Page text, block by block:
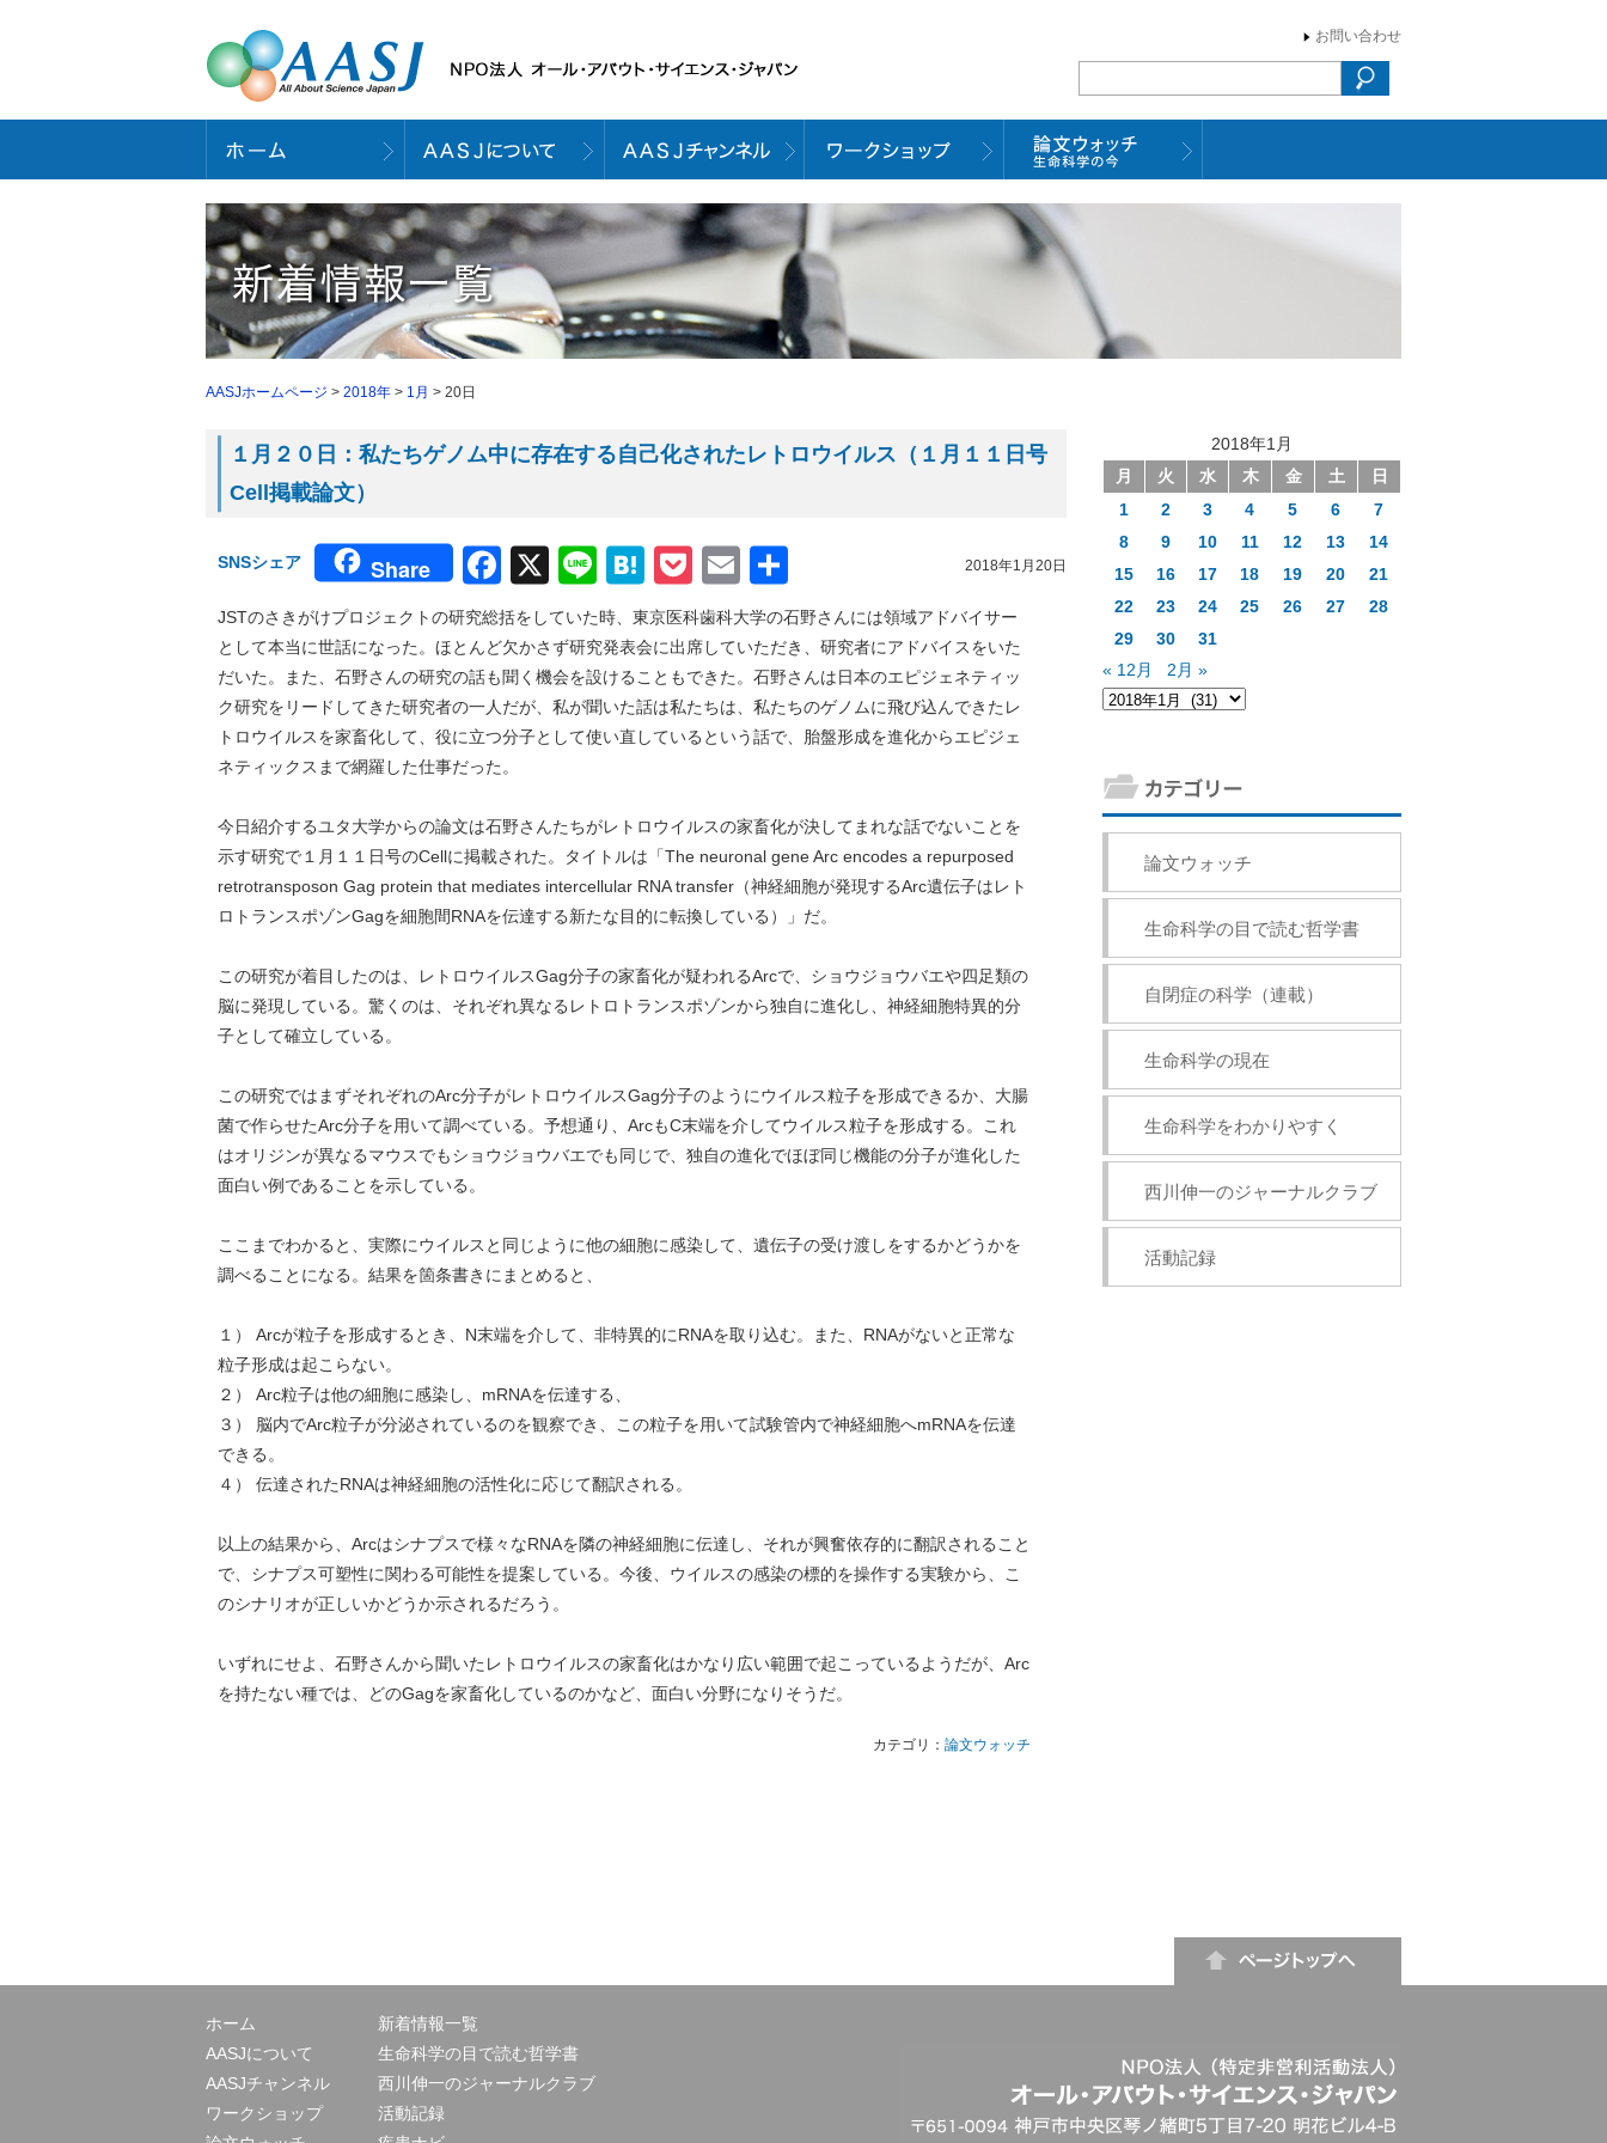
お問い合わせ
AASJホームページ > 2018年 > 1月 > 20日
１月２０日：私たちゲノム中に存在する自己化されたレトロウイルス（１月１１日号
Cell掲載論文）
2018年1月20日
SNSシェア Share Facebook
X LineHatena
Pocket
Email
有
JSTのさきがけプロジェクトの研究総括をしていた時、東京医科歯科大学の石野さんには領域アドバイサー
として本当に世話になった。ほとんど欠かさず研究発表会に出席していただき、研究者にアドバイスをいた
だいた。また、石野さんの研究の話も聞く機会を設けることもできた。石野さんは日本のエピジェネティッ
ク研究をリードしてきた研究者の一人だが、私が聞いた話は私たちは、私たちのゲノムに飛び込んできたレ
トロウイルスを家畜化して、役に立つ分子として使い直しているという話で、胎盤形成を進化からエピジェ
ネティックスまで網羅した仕事だった。
今日紹介するユタ大学からの論文は石野さんたちがレトロウイルスの家畜化が決してまれな話でないことを
示す研究で１月１１日号のCellに掲載された。タイトルは「The neuronal gene Arc encodes a repurposed
retrotransposon Gag protein that mediates intercellular RNA transfer（神経細胞が発現するArc遺伝子はレト
ロトランスポゾンGagを細胞間RNAを伝達する新たな目的に転換している）」だ。
この研究が着目したのは、レトロウイルスGag分子の家畜化が疑われるArcで、ショウジョウバエや四足類の
脳に発現している。驚くのは、それぞれ異なるレトロトランスポゾンから独自に進化し、神経細胞特異的分
子として確立している。
この研究ではまずそれぞれのArc分子がレトロウイルスGag分子のようにウイルス粒子を形成できるか、大腸
菌で作らせたArc分子を用いて調べている。予想通り、ArcもC末端を介してウイルス粒子を形成する。これ
はオリジンが異なるマウスでもショウジョウバエでも同じで、独自の進化でほぼ同じ機能の分子が進化した
面白い例であることを示している。
ここまでわかると、実際にウイルスと同じように他の細胞に感染して、遺伝子の受け渡しをするかどうかを
調べることになる。結果を箇条書きにまとめると、
１） Arcが粒子を形成するとき、N末端を介して、非特異的にRNAを取り込む。また、RNAがないと正常な
粒子形成は起こらない。
２） Arc粒子は他の細胞に感染し、mRNAを伝達する、
３） 脳内でArc粒子が分泌されているのを観察でき、この粒子を用いて試験管内で神経細胞へmRNAを伝達
できる。
４） 伝達されたRNAは神経細胞の活性化に応じて翻訳される。
以上の結果から、Arcはシナプスで様々なRNAを隣の神経細胞に伝達し、それが興奮依存的に翻訳されること
で、シナプス可塑性に関わる可能性を提案している。今後、ウイルスの感染の標的を操作する実験から、こ
のシナリオが正しいかどうか示されるだろう。
いずれにせよ、石野さんから聞いたレトロウイルスの家畜化はかなり広い範囲で起こっているようだが、Arc
を持たない種では、どのGagを家畜化しているのかなど、面白い分野になりそうだ。
カテゴリ： 論文ウォッチ
2018年1月
月
火 水 木 金 土
日
1
2 3 4 5 6
7
8
9 10 11 12 13
14
15
16 17 18 19 20
21
22
23 24 25 26 27
28
29
30
31
« 12月
2月 »
論文ウォッチ
生命科学の目で読む哲学書
自閉症の科学（連載）
生命科学の現在
生命科学をわかりやすく
西川伸一のジャーナルクラブ
活動記録
ホーム
AASJについて
AASJチャンネル
ワークショップ
新着情報一覧
生命科学の目で読む哲学書
西川伸一のジャーナルクラブ
活動記録